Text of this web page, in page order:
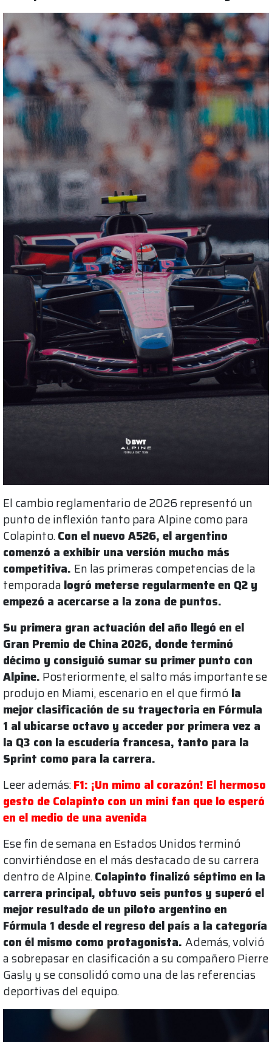
El cambio reglamentario de 2026 representó un
punto de inflexión tanto para Alpine como para
Colapinto.Con el nuevo A526, el argentino
comenzó a exhibir una versión mucho más
competitiva. En las primeras competencias de la
temporada logró meterse regularmente en Q2 y
empezó a acercarse a la zona de puntos.
Su primera gran actuación del año llegó en el
Gran Premio de China 2026, donde terminó
décimo y consiguió sumar su primer punto con
Alpine. Posteriormente, el salto más importante se
produjo en Miami, escenario en el que firmó la
mejor clasificación de su trayectoria en Fórmula
1 al ubicarse octavo y acceder por primera vez a
la Q3 con la escudería francesa, tanto para la
Sprint como para la carrera.
Leer además:F1: ¡Un mimo al corazón! El hermoso
gesto de Colapinto con un mini fan que lo esperó
en el medio de una avenida
Ese fin de semana en Estados Unidos terminó
convirtiéndose en el más destacado de su carrera
dentro de Alpine.Colapinto finalizó séptimo en la
carrera principal, obtuvo seis puntos y superó el
mejor resultado de un piloto argentino en
Fórmula 1 desde el regreso del país a la categoría
con él mismo como protagonista. Además, volvió
a sobrepasar en clasificación a su compañero Pierre
Gasly y se consolidó como una de las referencias
deportivas del equipo.